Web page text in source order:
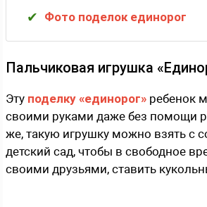
Фото поделок единорог
Пальчиковая игрушка
Эту поделку «единорог» ребенок
своими руками даже без помощи
же, такую игрушку можно взять с
детский сад, чтобы в свободное
своими друзьями, ставить